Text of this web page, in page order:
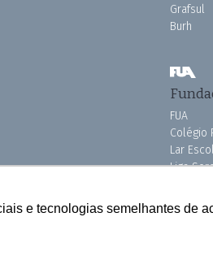
e tecnologias semelhantes de
Grafsul
Burh
FUA
Colégio
Lar
Liga
Pink do